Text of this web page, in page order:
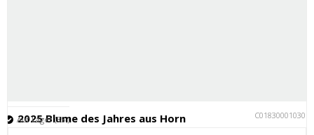
2025 Blume des Jahres aus Horn C018300010301
Auf Lager (35 )